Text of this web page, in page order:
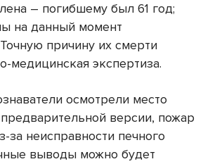
– погибшему был 61 год;
на данный момент
причину их смерти
медицинская экспертиза.
осмотрели место
версии, пожар
за неисправности печного
выводы можно будет